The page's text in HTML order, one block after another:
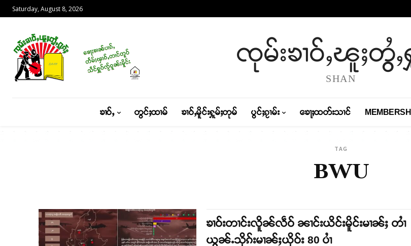
Saturday, August 8, 2026
ၸုမ်းၶၢဝ်ႇၽူႈတွႆႇ
SHAN
ၶၢဝ်ႇ တွင်ႈထၢမ် ၶၢဝ်ႇမိူင်းႁူမ်ႈတုမ် ပွင်ႈၵႂၢမ်း ၶေႃႈထတ်းသၢင်
TAG
BWU
ၶၢဝ်းတၢင်းလိူၼ်လဵဝ် ၼၢင်းယိင်းမိူင်းမၢၼ်ႈ တၢႆ
ယွၼ်ႉသိုၵ်းမၢၼ်ႈယိုဝ်း 80 ပၢႆ